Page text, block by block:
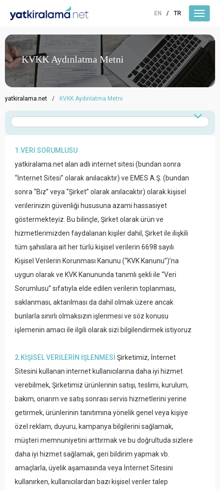
EN / TR
KVKK Aydınlatma Metni
yatkiralama.net / KVKK Aydınlatma Metni
1.VERİ SORUMLUSU
yatkiralama.net alan adlı internet sitesi (bundan sonra
“İnternet Sitesi” olarak anılacaktır) ve EMES A.Ş. (bundan
sonra “Biz” veya “Şirket” olarak anılacaktır) olarak kişisel
verilerinizin güvenliği hususuna azami hassasiyet
göstermekteyiz. Bu bilinçle, Şirket olarak ürün ve
hizmetlerimizden faydalanan kişiler dahil, Şirket ile ilişkili
tüm şahıslara ait her türlü kişisel verilerin 6698 sayılı
Kişisel Verilerin Korunması Kanunu (“KVK Kanunu”)’na
uygun olarak ve KVK Kanununda tanımlı şekli ile “Veri
Sorumlusu” sıfatıyla elde edilen verilerin toplanması,
saklanması, aktarılması da dahil olmak üzere ancak
bunlarla sınırlı olmaksızın işlenmesi ve söz konusu
işlemenin amacı ile ilgili olarak sizi bilgilendirmek istiyoruz
2.KİŞİSEL VERİLERİN İŞLENMESİ Şirketimiz, İnternet
Sitesini kullanan internet kullanıcılarına daha iyi hizmet
verebilmek, Şirketimiz ürünlerinin satışı, teslimi, kurulum,
bakım, onarım ve satış sonrası servis hizmetlerini yerine
getirmek, ürünlerinin tanıtımına yönelik genel veya kişiye
özel reklam, duyuru, kampanya bilgilerini sağlamak,
müşteri memnuniyetini arttırmak ve bu doğrultuda sizlere
daha iyi hizmet sağlamak, geri bildirim yapmak vb.
amaçlarla, üyelik aşamasında veya İnternet Sitesini
kullanırken, kullanıcılardan bazı kişisel veriler talep